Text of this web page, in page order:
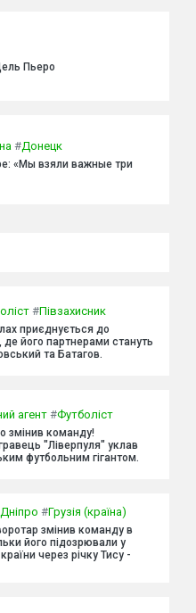
Пьеро
#Донецк
«Мы взяли важные три
#Півзахисник
приєднується до
де його партнерами стануть
та Батагов.
агент#Футболіст
змінив команду!
"Ліверпуля" уклав
футбольним гігантом.
Дніпро #Грузія (країна)
змінив команду в
його підозрювали у
через річку Тису -